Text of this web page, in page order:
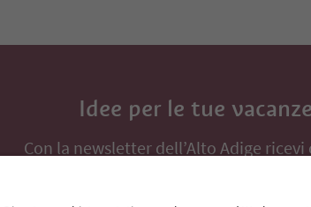
Idee per le tue
Con la newsletter dell’Alto Adige